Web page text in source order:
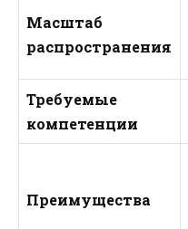
Масштаб
распространения
Требуемые
компетенции
Преимущества